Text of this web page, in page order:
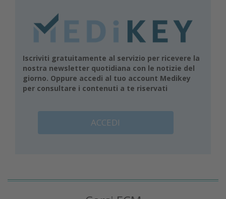
Iscriviti gratuitamente al servizio per ricevere la
nostra newsletter quotidiana con le notizie del
giorno. Oppure accedi al tuo account Medikey
per consultare i contenuti a te riservati
ACCEDI